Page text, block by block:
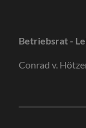
Betriebsrat -
Conrad v.